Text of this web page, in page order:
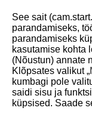
D185-081
Kõrge ISO-
müravähendus
See sait
parandamiseks,
parandamiseks
kasutamise kohta
(Nõustun) annate
Klõpsates valikut „
kumbagi pole
saidi sisu ja
küpsised. Saade